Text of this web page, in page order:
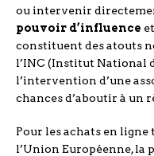
ou intervenir
pouvoir d’influence
constituent des atouts
l’INC (Institut National
l’intervention d’une
chances d’aboutir à un
Pour les achats en
l’Union Européenne, la